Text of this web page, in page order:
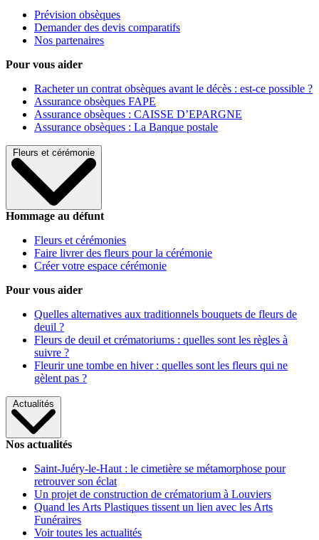
Prévision obsèques
Demander des devis comparatifs
Nos partenaires
Pour vous aider
Racheter un contrat obsèques avant le décès : est-ce possible ?
Assurance obsèques FAPE
Assurance obsèques : CAISSE D’EPARGNE
Assurance obsèques : La Banque postale
Fleurs et cérémonie
Hommage au défunt
Fleurs et cérémonies
Faire livrer des fleurs pour la cérémonie
Créer votre espace cérémonie
Pour vous aider
Quelles alternatives aux traditionnels bouquets de fleurs de
deuil ?
Fleurs de deuil et crématoriums : quelles sont les règles à
suivre ?
Fleurir une tombe en hiver : quelles sont les fleurs qui ne
gèlent pas ?
Actualités
Nos actualités
Saint-Juéry-le-Haut : le cimetière se métamorphose pour
retrouver son éclat
Un projet de construction de crématorium à Louviers
Quand les Arts Plastiques tissent un lien avec les Arts
Funéraires
Voir toutes les actualités